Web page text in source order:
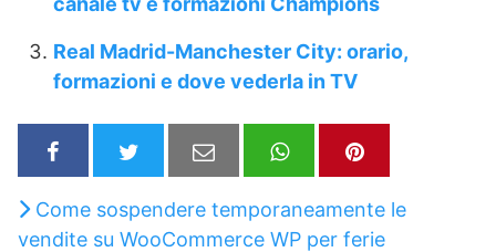
Real Madrid-Manchester City: orario,
formazioni e dove vederla in TV
Come sospendere temporaneamente le
vendite su WooCommerce WP per ferie